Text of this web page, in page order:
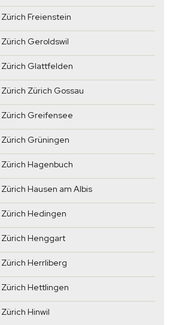
Freienstein
Geroldswil
Zürich Glattfelden
Zürich Gossau
Zürich Greifensee
Grüningen
Hagenbuch
Hausen am Albis
Zürich Hedingen
Zürich Henggart
Zürich Herrliberg
Zürich Hettlingen
Hinwil